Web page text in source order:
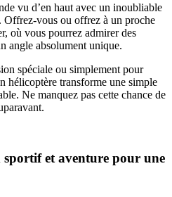
vu d’en haut avec un inoubliable
Offrez-vous ou offrez à un proche
où vous pourrez admirer des
angle absolument unique.
spéciale ou simplement pour
hélicoptère transforme une simple
Ne manquez pas cette chance de
sportif et aventure pour une